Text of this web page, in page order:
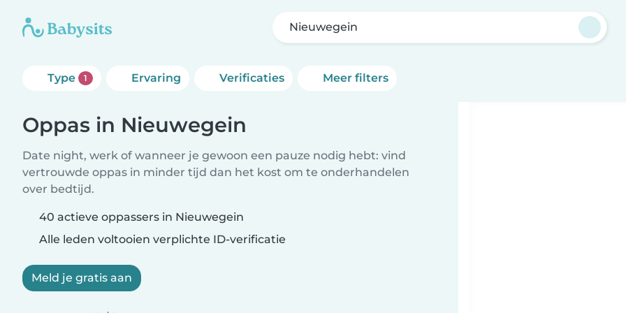
Nieuwegein
Type 1 Ervaring Verificaties Meer filters
Oppas in Nieuwegein
Date night, werk of wanneer je gewoon een pauze nodig hebt: vind
vertrouwde oppas in minder tijd dan het kost om te onderhandelen
over bedtijd.
40 actieve oppassers in Nieuwegein
Alle leden voltooien verplichte ID-verificatie
Meld je gratis aan